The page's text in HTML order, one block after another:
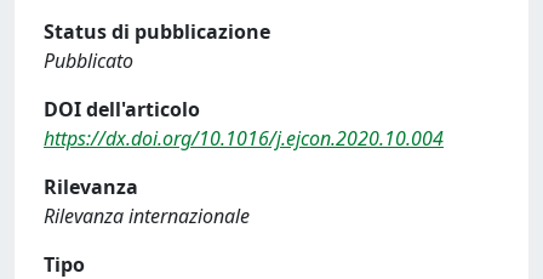
Status di pubblicazione
Pubblicato
DOI dell'articolo
https://dx.doi.org/10.1016/j.ejcon.2020.10.004
Rilevanza
Rilevanza internazionale
Tipo